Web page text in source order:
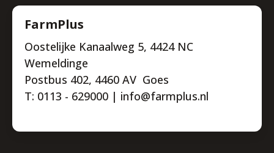
FarmPlus
Oostelijke Kanaalweg 5, 4424 NC
Wemeldinge
Postbus 402, 4460 AV Goes
T: 0113 - 629000 | info@farmplus.nl